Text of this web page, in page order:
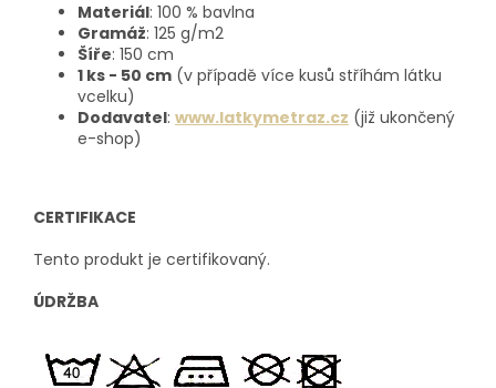
Materiál: 100 % bavlna
Gramáž: 125 g/m2
Šíře: 150 cm
1 ks - 50 cm (v případě více kusů stříhám látku
vcelku)
Dodavatel: www.latkymetraz.cz (již ukončený
e-shop)
CERTIFIKACE
Tento produkt je certifikovaný.
ÚDRŽBA